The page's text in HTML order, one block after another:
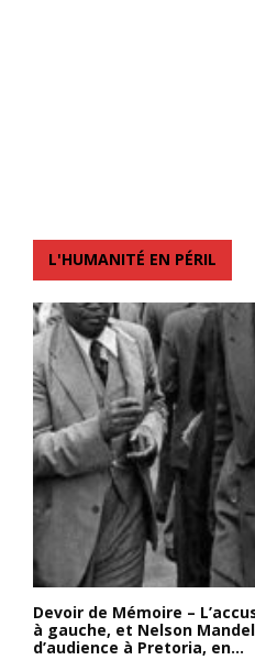
L'HUMANITÉ EN PÉRIL
Devoir de Mémoire –
à gauche, et Nelson
d’audience à Pretoria, en...